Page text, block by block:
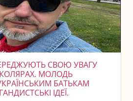
СВОЮ УВАГУ
МОЛОДЬ
БАТЬКАМ
ІДЕЇ.